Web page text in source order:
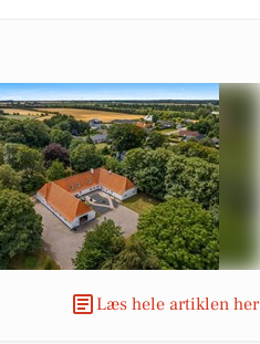
Læs hele artiklen her